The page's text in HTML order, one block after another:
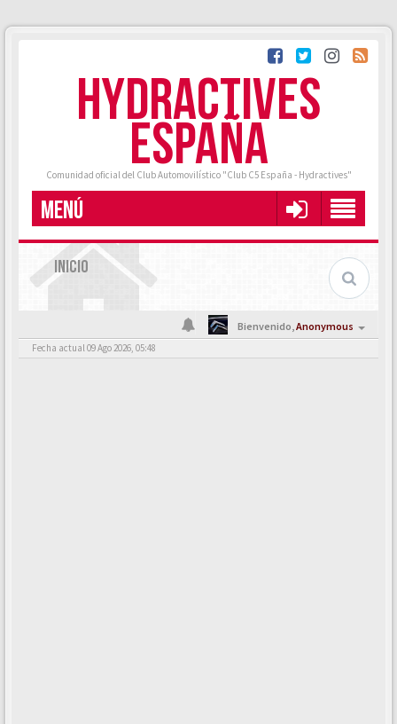
HYDRACTIVES
ESPAÑA
Comunidad oficial del Club Automovilístico "Club C5 España - Hydractives"
MENÚ
INICIO
Bienvenido,Anonymous
Fecha actual 09 Ago 2026, 05:48